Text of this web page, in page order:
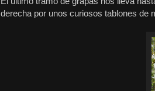
derecha por unos curiosos tablones de